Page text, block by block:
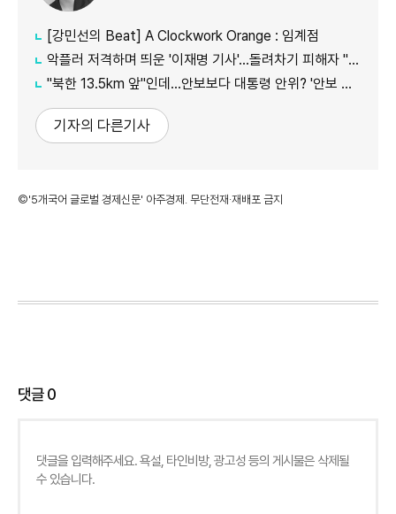
[강민선의 Beat] A Clockwork Orange : 임계점
악플러 저격하며 띄운 '이재명 기사'...돌려차기 피해자 "누가 안 읽었나 보라"
"북한 13.5km 앞"인데...안보보다 대통령 안위? '안보 박살' 근황 총정리
기자의 다른기사
©'5개국어 글로벌 경제신문' 아주경제. 무단전재·재배포 금지
댓글0